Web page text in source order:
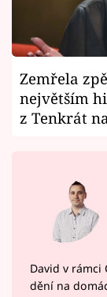
Zemřela
největším
z Tenkrát
David v rámci
dění na